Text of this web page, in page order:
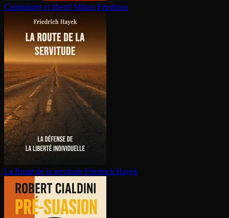
Capitalisme et liberté Milton Friedman
La Route de la servitude Friedrich Hayek